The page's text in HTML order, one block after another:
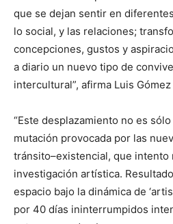
que se dejan sentir en
lo social, y las relaciones;
concepciones, gustos y
a diario un nuevo tipo de
intercultural”, afirma Luis
“Este desplazamiento no es
mutación provocada por las
tránsito–existencial, que intento
investigación artística.
espacio bajo la dinámica de
por 40 días ininterrumpidos